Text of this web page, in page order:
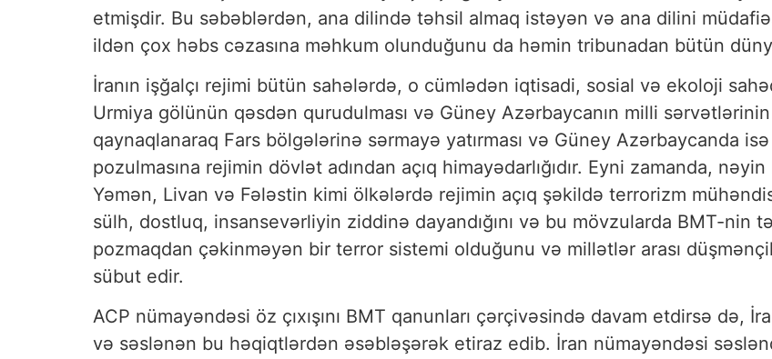
etmişdir. Bu səbəblərdən, ana dilində təhsil almaq istəyən və ana dilini
ildən çox həbs cəzasına məhkum olunduğunu da həmin tribunadan bütün
İranın işğalçı rejimi bütün sahələrdə, o cümlədən iqtisadi, sosial və ekoloji
Urmiya gölünün qəsdən qurudulması və Güney Azərbaycanın milli
qaynaqlanaraq Fars bölgələrinə sərmayə yatırması və Güney Azərbaycanda
pozulmasına rejimin dövlət adından açıq himayədarlığıdır. Eyni zamanda,
Yəmən, Livan və Fələstin kimi ölkələrdə rejimin açıq şəkildə terrorizm
sülh, dostluq, insansevərliyin ziddinə dayandığını və bu mövzularda BMT-nin
pozmaqdan çəkinməyən bir terror sistemi olduğunu və millətlər arası
sübut edir.
ACP nümayəndəsi öz çıxışını BMT qanunları çərçivəsində davam etdirsə də,
və səslənən bu həqiqtlərdən əsəbləşərək etiraz edib. İran nümayəndəsi